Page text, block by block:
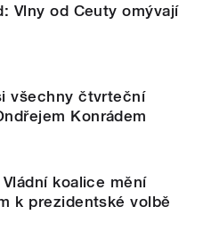
Vlny od Ceuty omývají
všechny čtvrteční
Konrádem
koalice mění
k prezidentské volbě